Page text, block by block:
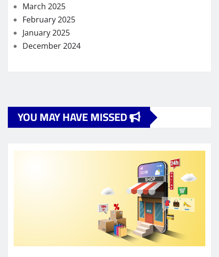
March 2025
February 2025
January 2025
December 2024
YOU MAY HAVE MISSED